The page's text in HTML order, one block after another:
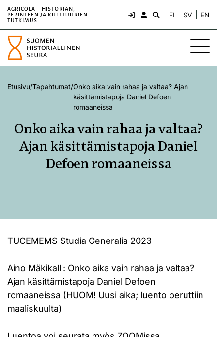
AGRICOLA – HISTORIAN,
PERINTEEN JA KULTTUURIEN
TUTKIMUS
FI SV EN
Etusivu/Tapahtumat/Onko aika vain rahaa ja valtaa? Ajan
käsittämistapoja Daniel Defoen
romaaneissa
Onko aika vain rahaa ja valtaa?
Ajan käsittämistapoja Daniel
Defoen romaaneissa
TUCEMEMS Studia Generalia 2023
Aino Mäkikalli: Onko aika vain rahaa ja valtaa?
Ajan käsittämistapoja Daniel Defoen
romaaneissa (HUOM! Uusi aika; luento peruttiin
maaliskuulta)